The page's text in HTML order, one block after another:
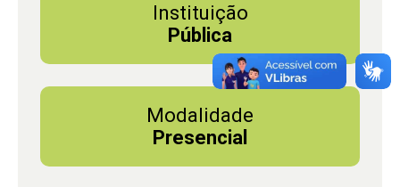
Instituição
Pública
Modalidade
Presencial